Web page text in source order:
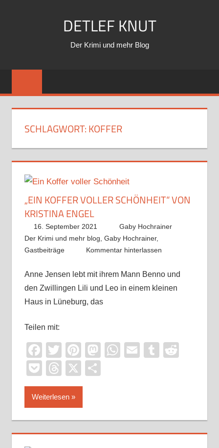
DETLEF KNUT
Der Krimi und mehr Blog
SCHLAGWORT:KOFFER
„EIN KOFFER VOLLER SCHÖNHEIT“ VON
KRISTINA ENGEL
16. September 2021
Gaby Hochrainer
Der Krimi und mehr blog Gaby Hochrainer,
Gastbeiträge
Kommentar hinterlassen
Anne Jensen lebt mit ihrem Mann Benno und
den Zwillingen Lili und Leo in einem kleinen
Haus in Lüneburg, das
Teilen mit:
Facebook
TwitterPinterest
Mastodon
WhatsApp
EmailTumblr
PocketThreads
X
Weiterlesen